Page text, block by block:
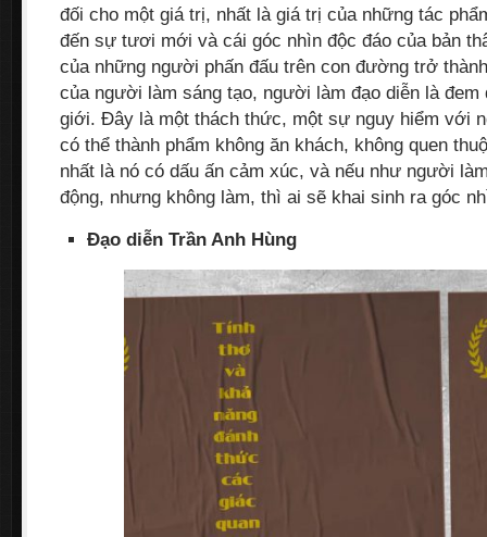
đối cho một giá trị, nhất là giá trị của những tác
đến sự tươi mới và cái góc nhìn độc đáo của bản
của những người phấn đấu trên con đường trở
của người làm sáng tạo, người làm đạo diễn là đem
giới. Đây là một thách thức, một sự nguy hiểm với
có thể thành phẩm không ăn khách, không quen
nhất là nó có dấu ấn cảm xúc, và nếu như người
động, nhưng không làm, thì ai sẽ khai sinh ra góc
Đạo diễn Trần Anh Hùng